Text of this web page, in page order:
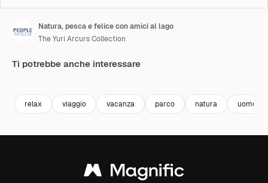
Natura, pesca e felice con amici al lago
The Yuri Arcurs Collection
Ti potrebbe anche interessare
relax viaggio vacanza parco natura uomo